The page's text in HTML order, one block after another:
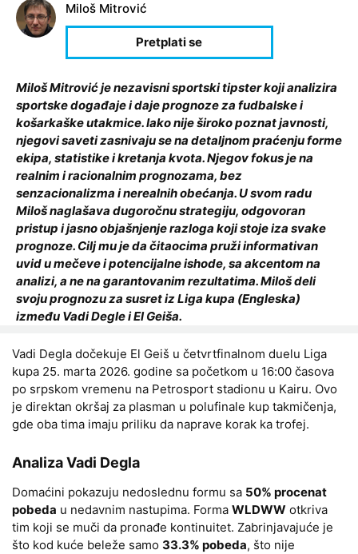
Miloš Mitrović
Miloš Mitrović je nezavisni sportski tipster koji analizira
sportske događaje i daje prognoze za fudbalske i
košarkaške utakmice. Iako nije široko poznat javnosti,
njegovi saveti zasnivaju se na detaljnom praćenju forme
ekipa, statistike i kretanja kvota. Njegov fokus je na
realnim i racionalnim prognozama, bez
senzacionalizma i nerealnih obećanja. U svom radu
Miloš naglašava dugoročnu strategiju, odgovoran
pristup i jasno objašnjenje razloga koji stoje iza svake
prognoze. Cilj mu je da čitaocima pruži informativan
uvid u mečeve i potencijalne ishode, sa akcentom na
analizi, a ne na garantovanim rezultatima. Miloš deli
svoju prognozu za susret iz Liga kupa (Engleska)
između Vadi Degle i El Geiša.
Vadi Degla dočekuje El Geiš u četvrtfinalnom duelu Liga
kupa 25. marta 2026. godine sa početkom u 16:00 časova
po srpskom vremenu na Petrosport stadionu u Kairu. Ovo
je direktan okršaj za plasman u polufinale kup takmičenja,
gde oba tima imaju priliku da naprave korak ka trofej.
Analiza Vadi Degla
Domaćini pokazuju nedoslednu formu sa 50% procenat
pobeda u nedavnim nastupima. Forma WLDWW otkriva
tim koji se muči da pronađe kontinuitet. Zabrinjavajuće je
što kod kuće beleže samo 33.3% pobeda, što nije